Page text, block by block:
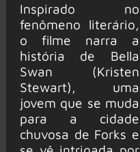
Inspirado no
fenômeno literário,
o filme narra a
história de Bella
Swan (Kristen
Stewart), uma
jovem que se muda
para a cidade
chuvosa de Forks e